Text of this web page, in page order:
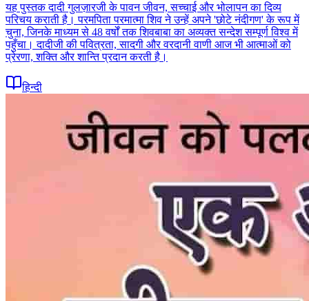
यह पुस्तक दादी गुलज़ारजी के पावन जीवन, सच्चाई और भोलापन का दिव्य
परिचय कराती है। परमपिता परमात्मा शिव ने उन्हें अपने 'छोटे नंदीगण' के रूप में
चुना, जिनके माध्यम से 48 वर्षों तक शिवबाबा का अव्यक्त सन्देश सम्पूर्ण विश्व में
पहुँचा। दादीजी की पवित्रता, सादगी और वरदानी वाणी आज भी आत्माओं को
प्रेरणा, शक्ति और शान्ति प्रदान करती है।
हिन्दी